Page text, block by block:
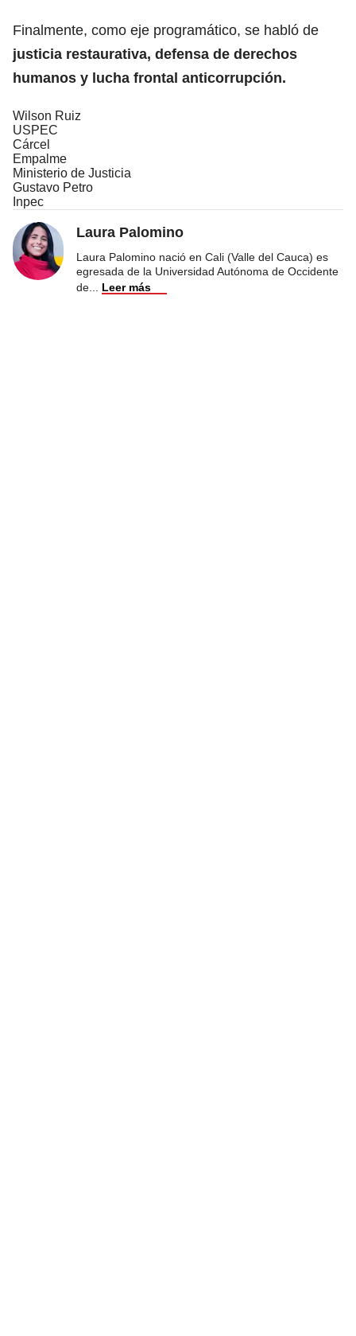
Finalmente, como eje programático, se habló de
justicia restaurativa, defensa de derechos
humanos y lucha frontal anticorrupción.
Wilson Ruiz
USPEC
Cárcel
Empalme
Ministerio de Justicia
Gustavo Petro
Inpec
Laura Palomino
Laura Palomino nació en Cali (Valle del Cauca) es
egresada de la Universidad Autónoma de Occidente
de
Leer más